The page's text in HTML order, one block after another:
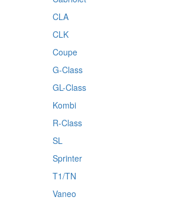
CLA
CLK
Coupe
G-Class
GL-Class
Kombi
R-Class
SL
Sprinter
T1/TN
Vaneo